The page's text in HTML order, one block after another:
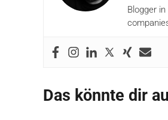
Blogger
Das könnte dir